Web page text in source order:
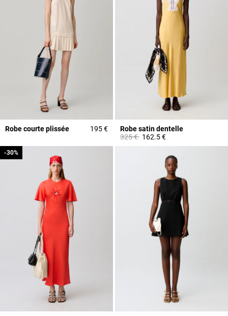
Robe courte plissée 195 €
Robe satin dentelle
Prix réduit à partir de
325 €à162.5 €
-30%
-30%